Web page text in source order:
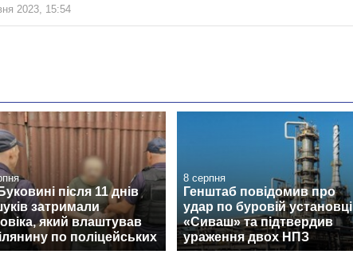
2023, 15:54
після 11 днів
затримали
який влаштував
по поліцейських
8 серпня
Генштаб повідомив про
удар по буровій установці
«Сиваш» та підтвердив
ураження двох НПЗ